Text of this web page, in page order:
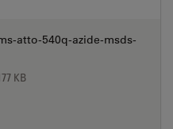
atto-540q-azide-msds-
KB